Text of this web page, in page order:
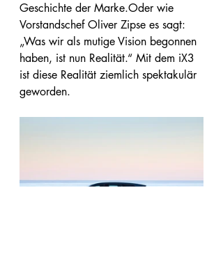
Geschichte der Marke.Oder wie
Vorstandschef Oliver Zipse es sagt:
„Was wir als mutige Vision begonnen
haben, ist nun Realität.“ Mit dem iX3
ist diese Realität ziemlich spektakulär
geworden.